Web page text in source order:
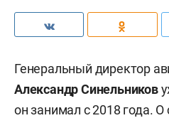
Генеральный директор
Александр Синельников
он занимал с 2018 года.